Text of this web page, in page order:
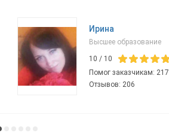
Ирина
Высшее образование
10 / 10
Помог заказчикам: 217
Отзывов: 206